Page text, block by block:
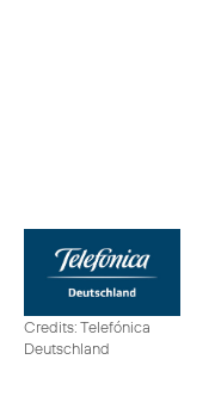
Credits: Telefónica
Deutschland